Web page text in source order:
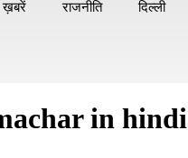
ख़बरें राजनीति दिल्ली
in hindi